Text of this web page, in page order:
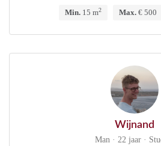
Min.15 m2 Max.€ 500
Wijnand
Man · 22 jaar ·